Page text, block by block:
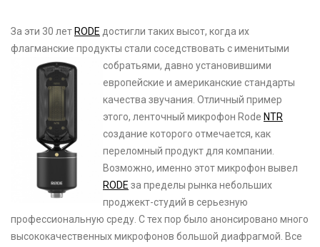
За эти 30 лет RODE достигли таких высот, когда их
флагманские продукты стали соседствовать с именитыми
собратьями, давно установившими
европейские и американские стандарты
качества звучания. Отличный пример
этого, ленточный микрофон Rode NTR
создание которого отмечается, как
переломный продукт для компании.
Возможно, именно этот микрофон вывел
RODE за пределы рынка небольших
проджект-студий в серьезную
профессиональную среду. С тех пор было анонсировано много
высококачественных микрофонов большой диафрагмой. Все